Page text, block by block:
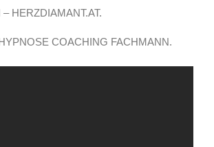
HERZDIAMANT.AT.
COACHING FACHMANN.